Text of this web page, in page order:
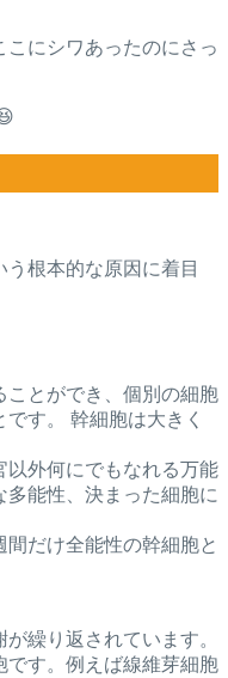
にシワあったのにさっ
根本的な原因に着目
ことができ、個別の細胞
す。 幹細胞は大きく
以外何にでもなれる万能
多能性 、決まった細胞に
だけ全能性の幹細胞と
繰り返されています。
です。例えば線維芽細胞